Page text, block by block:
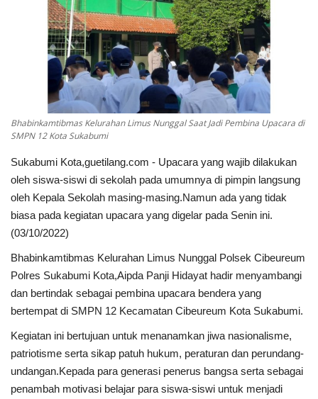
Ekonomi
Pendidikan
Informasi Journalism
Olahraga
Layanan Publik
Perempuan/Anak
Bhabinkamtibmas Kelurahan Limus Nunggal Saat Jadi Pembina Upacara di
SMPN 12 Kota Sukabumi
Sukabumi Kota,guetilang.com - Upacara yang wajib dilakukan
oleh siswa-siswi di sekolah pada umumnya di pimpin langsung
oleh Kepala Sekolah masing-masing.Namun ada yang tidak
biasa pada kegiatan upacara yang digelar pada Senin ini.
(03/10/2022)
Bhabinkamtibmas Kelurahan Limus Nunggal Polsek Cibeureum
Polres Sukabumi Kota,Aipda Panji Hidayat hadir menyambangi
dan bertindak sebagai pembina upacara bendera yang
bertempat di SMPN 12 Kecamatan Cibeureum Kota Sukabumi.
Kegiatan ini bertujuan untuk menanamkan jiwa nasionalisme,
patriotisme serta sikap patuh hukum, peraturan dan perundang-
undangan.Kepada para generasi penerus bangsa serta sebagai
penambah motivasi belajar para siswa-siswi untuk menjadi